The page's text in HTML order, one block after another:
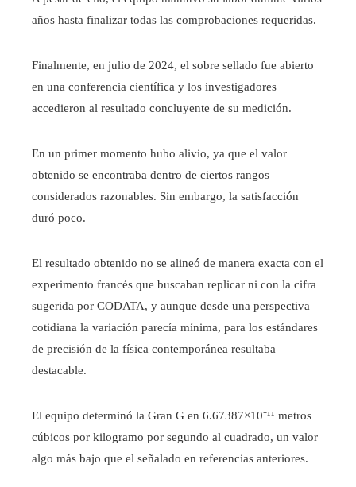
años hasta finalizar todas las comprobaciones requeridas.
Finalmente, en julio de 2024, el sobre sellado fue abierto
en una conferencia científica y los investigadores
accedieron al resultado concluyente de su medición.
En un primer momento hubo alivio, ya que el valor
obtenido se encontraba dentro de ciertos rangos
considerados razonables. Sin embargo, la satisfacción
duró poco.
El resultado obtenido no se alineó de manera exacta con el
experimento francés que buscaban replicar ni con la cifra
sugerida por CODATA, y aunque desde una perspectiva
cotidiana la variación parecía mínima, para los estándares
de precisión de la física contemporánea resultaba
destacable.
El equipo determinó la Gran G en 6.67387×10⁻¹¹ metros
cúbicos por kilogramo por segundo al cuadrado, un valor
algo más bajo que el señalado en referencias anteriores.